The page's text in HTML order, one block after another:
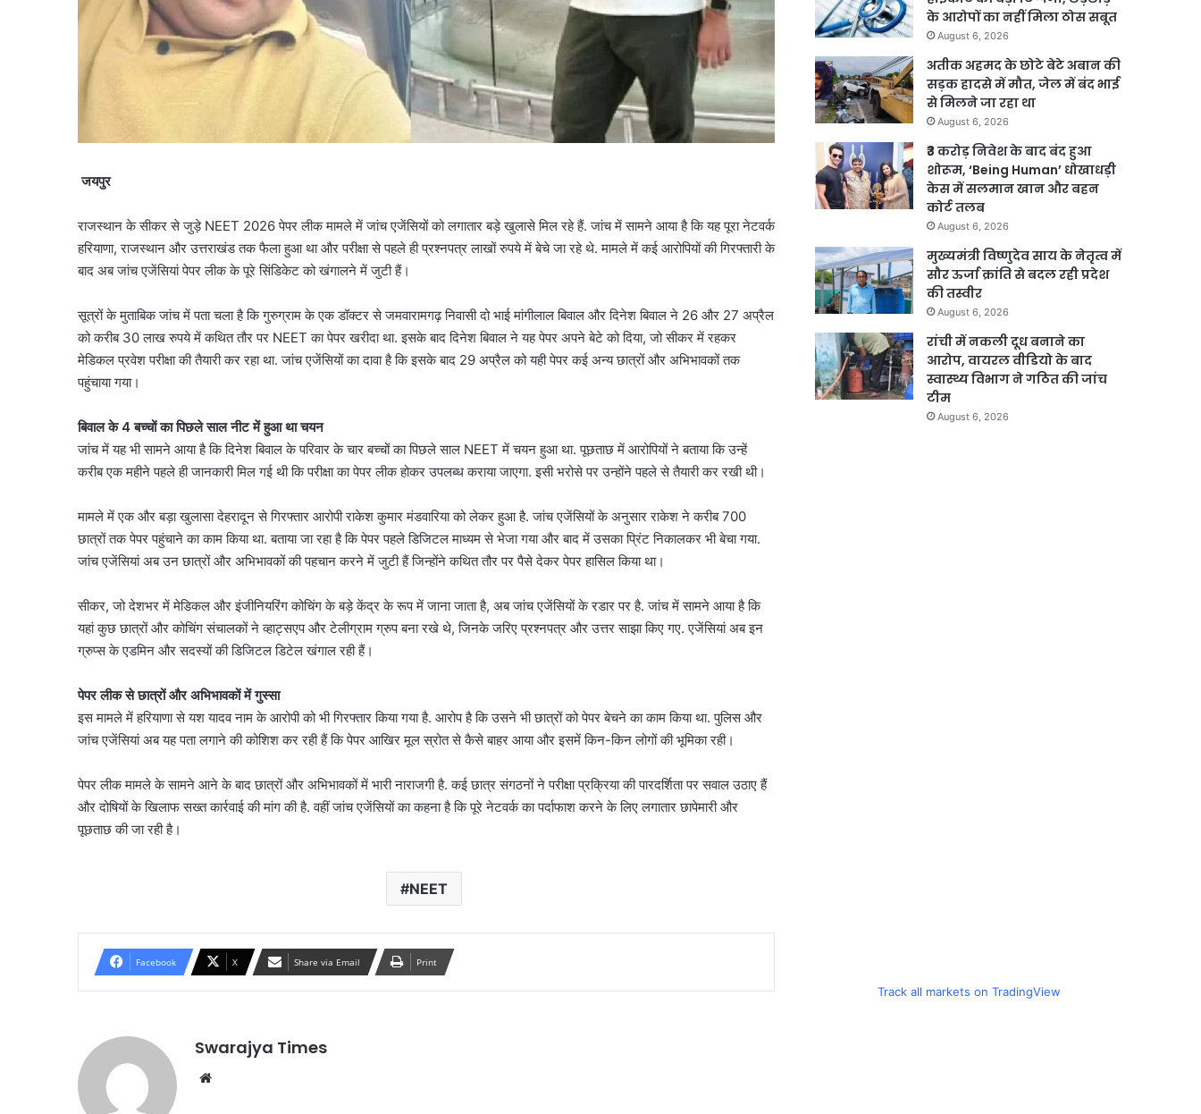
जयपुर
राजस्थान के सीकर से जुड़े NEET 2026 पेपर लीक मामले में जांच एजेंसियों को लगातार बड़े खुलासे मिल रहे हैं. जांच में सामने आया है कि यह पूरा नेटवर्क
हरियाणा, राजस्थान और उत्तराखंड तक फैला हुआ था और परीक्षा से पहले ही प्रश्नपत्र लाखों रुपये में बेचे जा रहे थे. मामले में कई आरोपियों की गिरफ्तारी के
बाद अब जांच एजेंसियां पेपर लीक के पूरे सिंडिकेट को खंगालने में जुटी हैं।
सूत्रों के मुताबिक जांच में पता चला है कि गुरुग्राम के एक डॉक्टर से जमवारामगढ़ निवासी दो भाई मांगीलाल बिवाल और दिनेश बिवाल ने 26 और 27 अप्रैल
को करीब 30 लाख रुपये में कथित तौर पर NEET का पेपर खरीदा था. इसके बाद दिनेश बिवाल ने यह पेपर अपने बेटे को दिया, जो सीकर में रहकर
मेडिकल प्रवेश परीक्षा की तैयारी कर रहा था. जांच एजेंसियों का दावा है कि इसके बाद 29 अप्रैल को यही पेपर कई अन्य छात्रों और अभिभावकों तक
पहुंचाया गया।
बिवाल के 4 बच्चों का पिछले साल नीट में हुआ था चयन
जांच में यह भी सामने आया है कि दिनेश बिवाल के परिवार के चार बच्चों का पिछले साल NEET में चयन हुआ था. पूछताछ में आरोपियों ने बताया कि उन्हें
करीब एक महीने पहले ही जानकारी मिल गई थी कि परीक्षा का पेपर लीक होकर उपलब्ध कराया जाएगा. इसी भरोसे पर उन्होंने पहले से तैयारी कर रखी थी।
मामले में एक और बड़ा खुलासा देहरादून से गिरफ्तार आरोपी राकेश कुमार मंडवारिया को लेकर हुआ है. जांच एजेंसियों के अनुसार राकेश ने करीब 700
छात्रों तक पेपर पहुंचाने का काम किया था. बताया जा रहा है कि पेपर पहले डिजिटल माध्यम से भेजा गया और बाद में उसका प्रिंट निकालकर भी बेचा गया.
जांच एजेंसियां अब उन छात्रों और अभिभावकों की पहचान करने में जुटी हैं जिन्होंने कथित तौर पर पैसे देकर पेपर हासिल किया था।
सीकर, जो देशभर में मेडिकल और इंजीनियरिंग कोचिंग के बड़े केंद्र के रूप में जाना जाता है, अब जांच एजेंसियों के रडार पर है. जांच में सामने आया है कि
यहां कुछ छात्रों और कोचिंग संचालकों ने व्हाट्सएप और टेलीग्राम ग्रुप बना रखे थे, जिनके जरिए प्रश्नपत्र और उत्तर साझा किए गए. एजेंसियां अब इन
ग्रुप्स के एडमिन और सदस्यों की डिजिटल डिटेल खंगाल रही हैं।
पेपर लीक से छात्रों और अभिभावकों में गुस्सा
इस मामले में हरियाणा से यश यादव नाम के आरोपी को भी गिरफ्तार किया गया है. आरोप है कि उसने भी छात्रों को पेपर बेचने का काम किया था. पुलिस और
जांच एजेंसियां अब यह पता लगाने की कोशिश कर रही हैं कि पेपर आखिर मूल स्रोत से कैसे बाहर आया और इसमें किन-किन लोगों की भूमिका रही।
पेपर लीक मामले के सामने आने के बाद छात्रों और अभिभावकों में भारी नाराजगी है. कई छात्र संगठनों ने परीक्षा प्रक्रिया की पारदर्शिता पर सवाल उठाए हैं
और दोषियों के खिलाफ सख्त कार्रवाई की मांग की है. वहीं जांच एजेंसियों का कहना है कि पूरे नेटवर्क का पर्दाफाश करने के लिए लगातार छापेमारी और
पूछताछ की जा रही है।
NEET
Facebook X Share via Email Print
Swarajya Times
के आरोपों का नहीं मिला ठोस सबूत
August 6, 2026
अतीक अहमद के छोटे बेटे अबान की
सड़क हादसे में मौत, जेल में बंद भाई
से मिलने जा रहा था
August 6, 2026
₹3 करोड़ निवेश के बाद बंद हुआ
शोरूम, ‘Being Human’ धोखाधड़ी
केस में सलमान खान और बहन
कोर्ट तलब
August 6, 2026
मुख्यमंत्री विष्णुदेव साय के नेतृत्व में
सौर ऊर्जा क्रांति से बदल रही प्रदेश
की तस्वीर
August 6, 2026
रांची में नकली दूध बनाने का
आरोप, वायरल वीडियो के बाद
स्वास्थ्य विभाग ने गठित की जांच
टीम
August 6, 2026
Track all markets on TradingView